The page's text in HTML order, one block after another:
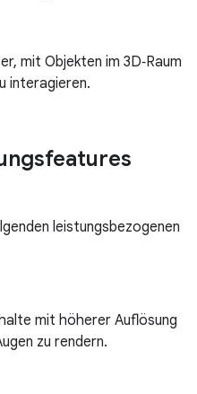
mit Objekten im 3D‑Raum
interagieren.
leistungsbezogenen
mit höherer Auflösung
zu rendern.